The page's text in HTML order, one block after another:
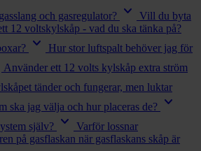
och gasregulator? keyboard_arrow_down
Vill du byta
12 voltskylskåp - vad du ska tänka på?
keyboard_arrow_down
Hur stor luftspalt behöver jag för
Använder ett 12 volts kylskåp extra ström
tänder och fungerar, men luktar
ska jag välja och hur placeras de? keyboard_arrow_down
själv? keyboard_arrow_down
Varför lossnar
på gasflaskan när gasflaskans skåp är